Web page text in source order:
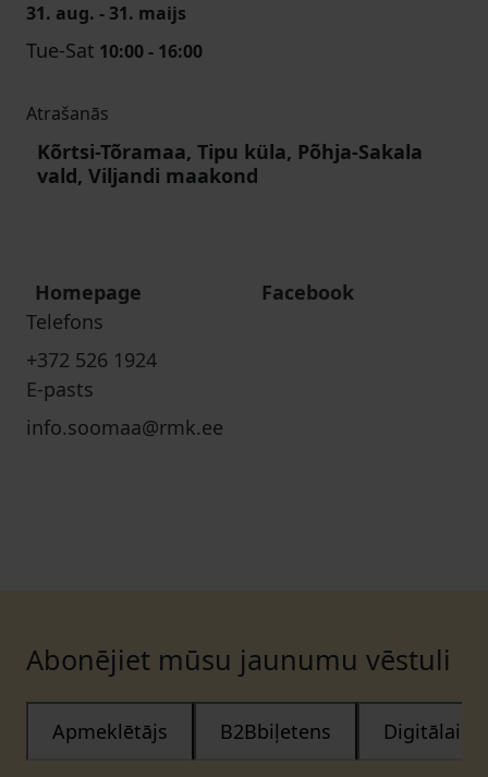
31. aug. - 31. maijs
Tue-Sat 10:00 - 16:00
Atrašanās
Kõrtsi-Tõramaa, Tipu küla, Põhja-Sakala
vald, Viljandi maakond
Homepage
Facebook
Telefons
+372 526 1924
E-pasts
info.soomaa@rmk.ee
Abonējiet mūsu jaunumu vēstuli
Apmeklētājs B2Bbiļetens Digitālais